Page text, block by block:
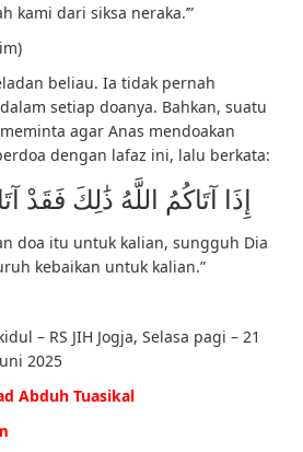
kami dari siksa neraka.’”
beliau. Ia tidak pernah
setiap doanya. Bahkan, suatu
agar Anas mendoakan
dengan lafaz ini, lalu berkata:
إِذَا آتَاكُمُ اللَّهُ ذَٰلِكَ فَقَدْ
doa itu untuk kalian, sungguh Dia
kebaikan untuk kalian.”
– RS JIH Jogja, Selasa pagi – 21
2025
Abduh Tuasikal